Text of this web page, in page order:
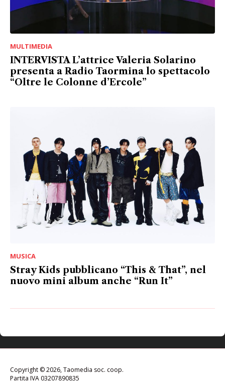
MULTIMEDIA
INTERVISTA L’attrice Valeria Solarino
presenta a Radio Taormina lo spettacolo
“Oltre le Colonne d’Ercole”
MUSICA
Stray Kids pubblicano “This & That”, nel
nuovo mini album anche “Run It”
Copyright © 2026, Taomedia soc. coop.
Partita IVA 03207890835